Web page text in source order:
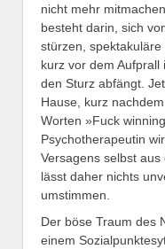
nicht mehr
besteht darin, sich
stürzen,
kurz vor dem
den Sturz abfängt.
Hause, kurz
Worten »Fuck
Psychotherapeutin
Versagens selbst
lässt daher nichts
umstimmen.
Der böse Traum des
einem